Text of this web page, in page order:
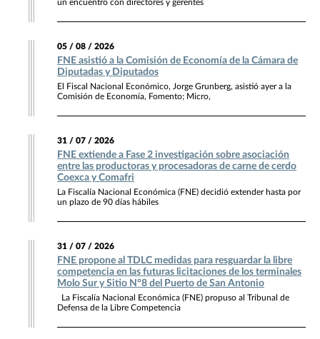
un encuentro con directores y gerentes
05 / 08 / 2026
FNE asistió a la Comisión de Economía de la Cámara de
Diputadas y Diputados
El Fiscal Nacional Económico, Jorge Grunberg, asistió ayer a la
Comisión de Economía, Fomento; Micro,
31 / 07 / 2026
FNE extiende a Fase 2 investigación sobre asociación
entre las productoras y procesadoras de carne de cerdo
Coexca y Comafri
La Fiscalía Nacional Económica (FNE) decidió extender hasta por
un plazo de 90 días hábiles
31 / 07 / 2026
FNE propone al TDLC medidas para resguardar la libre
competencia en las futuras licitaciones de los terminales
Molo Sur y Sitio N°8 del Puerto de San Antonio
La Fiscalía Nacional Económica (FNE) propuso al Tribunal de
Defensa de la Libre Competencia